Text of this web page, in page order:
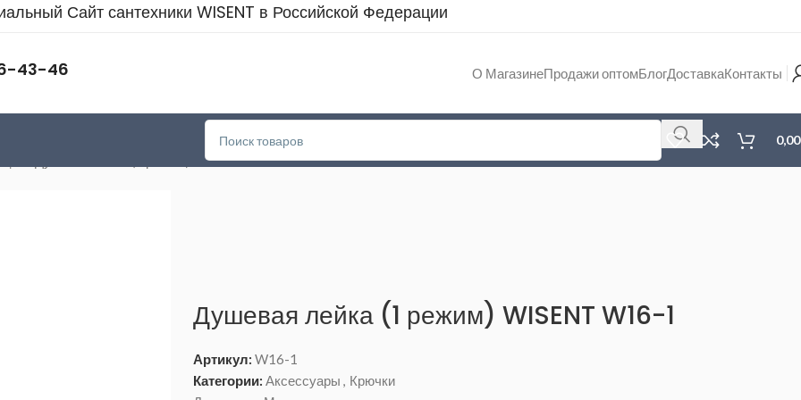
Сайт сантехники WISENT в Российской Федерации
43-46 О МагазинеПродажи оптомБлогДоставкаКонтакты
Душевая лейка (1 режим) WISENT W16-1
Душевая лейка (1 режим) WISENT W16-1
Артикул:W16-1
Категории: Аксессуары , Крючки